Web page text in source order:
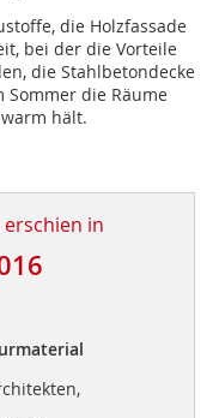
die Holzfassade
bei der die Vorteile
die Stahlbetondecke
Sommer die Räume
hält.
in